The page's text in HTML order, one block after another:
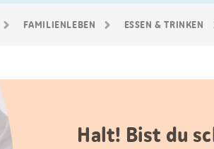
FAMILIEN­LEBEN ESSEN & TRINKEN
Halt! Bist du